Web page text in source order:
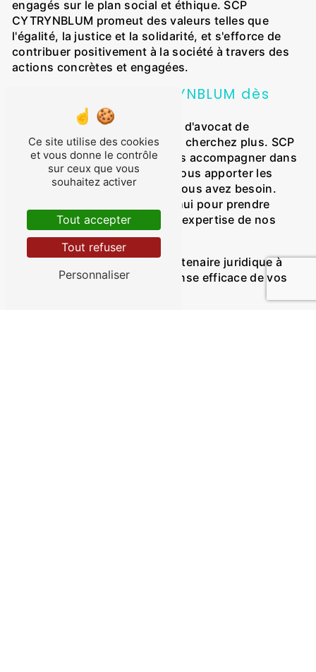
engagés sur le plan social et éthique. SCP
CYTRYNBLUM promeut des valeurs telles que
l'égalité, la justice et la solidarité, et s'efforce de
contribuer positivement à la société à travers des
actions concrètes et engagées.
Contactez SCP CYTRYNBLUM dès
Aujourd'hui
Si vous recherchez un cabinet d'avocat de
confiance à Stiring Wendel, ne cherchez plus. SCP
CYTRYNBLUM est là pour vous accompagner dans
vos démarches juridiques et vous apporter les
conseils et l'assistance dont vous avez besoin.
Contactez-nous dès aujourd'hui pour prendre
rendez-vous et bénéficier de l'expertise de nos
avocats passionnés.
SCP CYTRYNBLUM : Votre partenaire juridique à
Stiring Wendel, pour une défense efficace de vos
Ce site utilise des cookies
et vous donne le contrôle
sur ceux que vous
souhaitez activer
Tout accepter
Tout refuser
Personnaliser